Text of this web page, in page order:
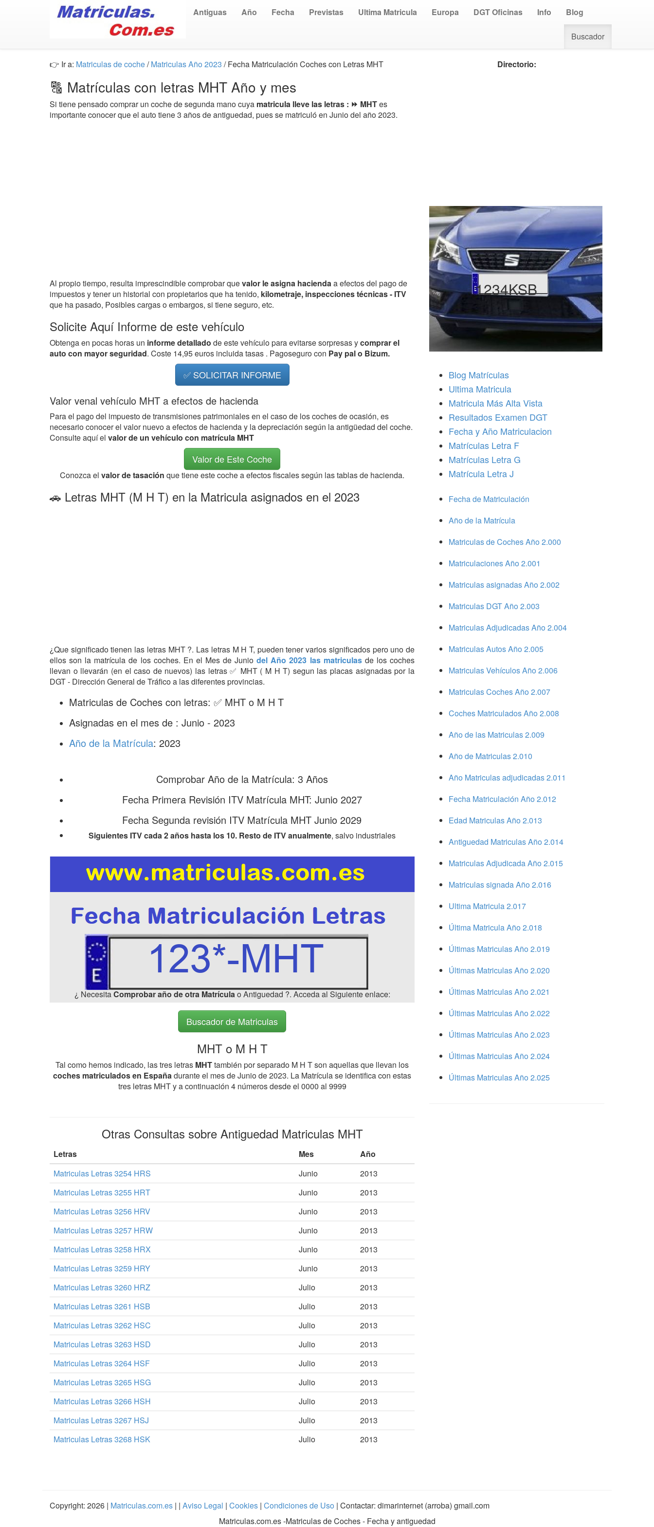
Antiguas Año Fecha Previstas Ultima Matricula Europa DGT Oficinas Info Blog
Buscador
👉 Ir a: Matriculas de coche/Matriculas Año 2023 / Fecha Matriculación Coches con Letras MHT
🔠 Matrículas con letras MHT Año y mes
Si tiene pensado comprar un coche de segunda mano cuya matricula lleve las letras : ⏩ MHTes
importante conocer que el auto tiene 3 años de antiguedad, pues se matriculó en Junio del año 2023.
Al propio tiempo, resulta imprescindible comprobar quevalor le asigna haciendaa efectos del pago de
impuestos y tener un historial con propietarios que ha tenido, kilometraje, inspecciones técnicas - ITV
que ha pasado, Posibles cargas o embargos, si tiene seguro, etc.
Solicite Aquí Informe de este vehículo
Obtenga en pocas horas un informe detallado de este vehículo para evitarse sorpresas ycomprar el
auto con mayor seguridad. Coste 14,95 euros incluida tasas . Pagoseguro con Pay pal o Bizum.
✅ SOLICITAR INFORME
Valor venal vehículo MHT a efectos de hacienda
Para el pago del impuesto de transmisiones patrimoniales en el caso de los coches de ocasión, es
necesario conocer el valor nuevo a efectos de hacienda y la depreciación según la antigüedad del coche.
Consulte aquí el valor de un vehículo con matrícula MHT
Valor de Este Coche
Conozca el valor de tasación que tiene este coche a efectos fiscales según las tablas de hacienda.
🚗 Letras MHT (M H T) en la Matricula asignados en el 2023
¿Que significado tienen las letras MHT ?. Las letras M H T, pueden tener varios significados pero uno de
ellos son la matrícula de los coches. En el Mes de Juniodel Año 2023 las matriculas de los coches
llevan o llevarán (en el caso de nuevos) las letras ✅ MHT ( M H T) segun las placas asignadas por la
DGT - Dirección General de Tráfico a las diferentes provincias.
Matriculas de Coches con letras: ✅ MHT o M H T
Asignadas en el mes de : Junio - 2023
Año de la Matrícula: 2023
Comprobar Año de la Matrícula: 3 Años
Fecha Primera Revisión ITV Matrícula MHT: Junio 2027
Fecha Segunda revisión ITV Matrícula MHT Junio 2029
Siguientes ITV cada 2 años hasta los 10. Resto de ITV anualmente, salvo industriales
¿ NecesitaComprobar año de otra Matrículao Antiguedad ?. Acceda al Siguiente enlace:
Buscador de Matriculas
MHT o M H T
Tal como hemos indicado, las tres letras MHTtambién por separado M H T son aquellas que llevan los
coches matriculados en Españadurante el mes de Junio de 2023. La Matrícula se identifica con estas
tres letras MHT y a continuación 4 números desde el 0000 al 9999
Otras Consultas sobre Antiguedad Matriculas MHT
Letras Mes
Año
Matriculas Letras 3254 HRS
Junio
2013
Matriculas Letras 3255 HRT
Junio
2013
Matriculas Letras 3256 HRV
Junio
2013
Matriculas Letras 3257 HRW
Junio
2013
Matriculas Letras 3258 HRX
Junio
2013
Matriculas Letras 3259 HRY
Junio
2013
Matriculas Letras 3260 HRZ
Julio
2013
Matriculas Letras 3261 HSB
Julio
2013
Matriculas Letras 3262 HSC
Julio
2013
Matriculas Letras 3263 HSD
Julio
2013
Matriculas Letras 3264 HSF
Julio
2013
Matriculas Letras 3265 HSG
Julio
2013
Matriculas Letras 3266 HSH
Julio
2013
Matriculas Letras 3267 HSJ
Julio
2013
Matriculas Letras 3268 HSK
Julio 2013
Directorio:
1234KSB
Blog Matrículas
Ultima Matricula
Matricula Más Alta Vista
Resultados Examen DGT
Fecha y Año Matriculacion
Matrículas Letra F
Matrículas Letra G
Matrícula Letra J
Fecha de Matriculación
Año de la Matrícula
Matriculas de Coches Año 2.000
Matriculaciones Año 2.001
Matriculas asignadas Año 2.002
Matriculas DGT Año 2.003
Matriculas Adjudicadas Año 2.004
Matriculas Autos Año 2.005
Matriculas Vehículos Año 2.006
Matriculas Coches Año 2.007
Coches Matriculados Año 2.008
Año de las Matriculas 2.009
Año de Matriculas 2.010
Año Matriculas adjudicadas 2.011
Fecha Matriculación Año 2.012
Edad Matriculas Año 2.013
Antiguedad Matriculas Año 2.014
Matriculas Adjudicada Año 2.015
Matriculas signada Año 2.016
Ultima Matricula 2.017
Última Matricula Año 2.018
Últimas Matriculas Año 2.019
Últimas Matriculas Año 2.020
Últimas Matriculas Año 2.021
Últimas Matriculas Año 2.022
Últimas Matriculas Año 2.023
Últimas Matriculas Año 2.024
Últimas Matriculas Año 2.025
Copyright: 2026 | Matriculas.com.es | | Aviso Legal | Cookies | Condiciones de Uso | Contactar: dimarinternet (arroba) gmail.com
Matriculas.com.es-Matriculas de Coches - Fecha y antiguedad